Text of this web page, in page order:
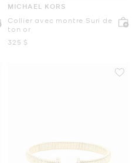
MICHAEL KORS
Collier avec montre Suri de
ton or
maintenant
325 $